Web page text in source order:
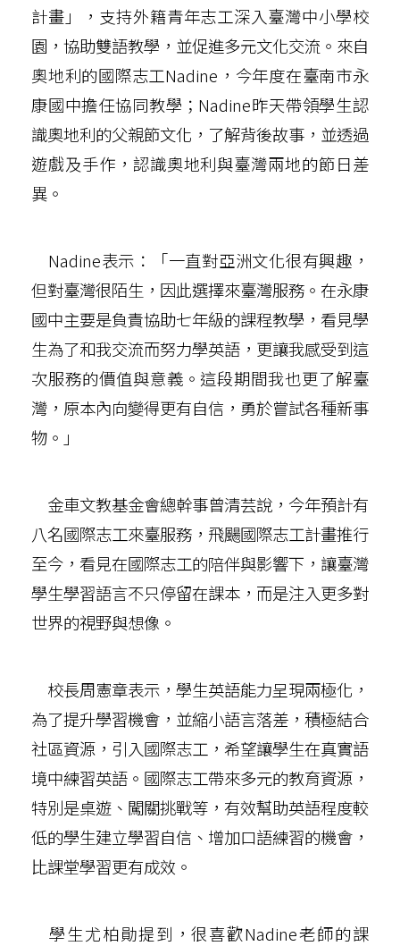
計畫」，支持外籍青年志工深入臺灣中小學校
園，協助雙語教學，並促進多元文化交流。來自
奧地利的國際志工Nadine，今年度在臺南市永
康國中擔任協同教學；Nadine昨天帶領學生認
識奧地利的父親節文化，了解背後故事，並透過
遊戲及手作，認識奧地利與臺灣兩地的節日差
異。
Nadine表示：「一直對亞洲文化很有興趣，
但對臺灣很陌生，因此選擇來臺灣服務。在永康
國中主要是負責協助七年級的課程教學，看見學
生為了和我交流而努力學英語，更讓我感受到這
次服務的價值與意義。這段期間我也更了解臺
灣，原本內向變得更有自信，勇於嘗試各種新事
物。」
金車文教基金會總幹事曾清芸說，今年預計有
八名國際志工來臺服務，飛颺國際志工計畫推行
至今，看見在國際志工的陪伴與影響下，讓臺灣
學生學習語言不只停留在課本，而是注入更多對
世界的視野與想像。
校長周憲章表示，學生英語能力呈現兩極化，
為了提升學習機會，並縮小語言落差，積極結合
社區資源，引入國際志工，希望讓學生在真實語
境中練習英語。國際志工帶來多元的教育資源，
特別是桌遊、闖關挑戰等，有效幫助英語程度較
低的學生建立學習自信、增加口語練習的機會，
比課堂學習更有成效。
學生尤柏勛提到，很喜歡Nadine老師的課